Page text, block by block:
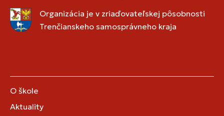
Organizácia je v zriaďovateľskej pôsobnosti
Trenčianskeho samosprávneho kraja
O škole
Aktuality